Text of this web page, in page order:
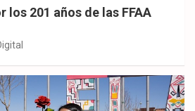
los 201 años de las FFAA